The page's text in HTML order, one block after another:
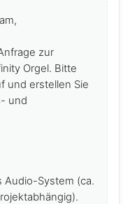
zur
Orgel. Bitte
und erstellen Sie
und
Audio-System (ca.